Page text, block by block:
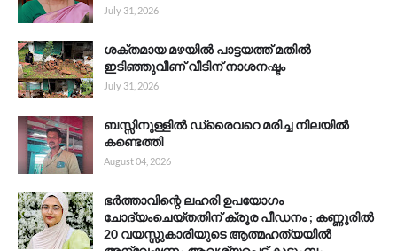
July 31, 2026
ശക്തമായ മഴയിൽ പാട്ടയത്ത് മതിൽ
ഇടിഞ്ഞുവീണ് വീടിന് നാശനഷ്ടം
July 31, 2026
ബസ്സിനുള്ളിൽ ഡ്രൈവറെ മരിച്ച നിലയിൽ
കണ്ടെത്തി
August 04, 2026
ഭർത്താവിന്റെ ലഹരി ഉപയോഗം
ചോദ്യംചെയ്തതിന് ക്രൂര പീഡനം ; കണ്ണൂരിൽ
20 വയസ്സുകാരിയുടെ ആത്മഹത്യയിൽ